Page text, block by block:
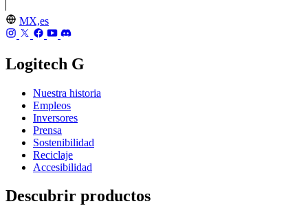
MX,es
Logitech G
Nuestra historia
Empleos
Inversores
Prensa
Sostenibilidad
Reciclaje
Accesibilidad
Descubrir productos